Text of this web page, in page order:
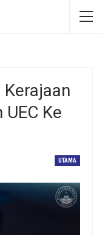
Ke
UTAMA